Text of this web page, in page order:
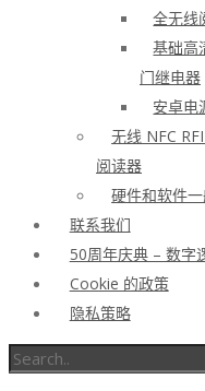
全无线
基础高
门继电器
安卓电
无线 NFC
阅读器
硬件和软件
联系我们
50周年庆典 – 数字
Cookie 的政策
隐私策略